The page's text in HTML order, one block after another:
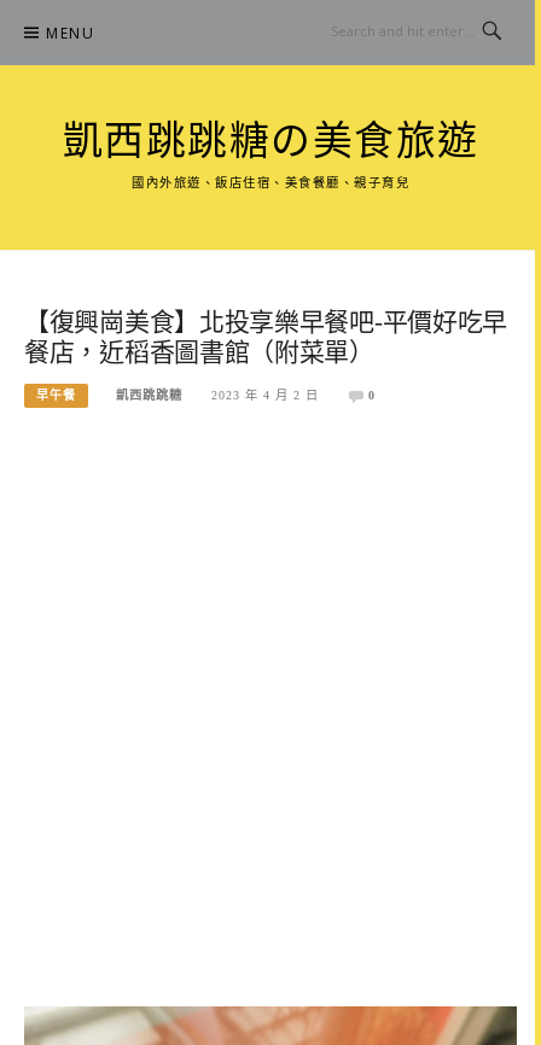
content
MENU
凱西跳跳糖の美食旅遊
國內外旅遊、飯店住宿、美食餐廳、親子育兒
【復興崗美食】北投享樂早餐吧-平價好吃早
餐店，近稻香圖書館（附菜單）
早午餐 凱西跳跳糖 2023 年 4 月 2 日 0